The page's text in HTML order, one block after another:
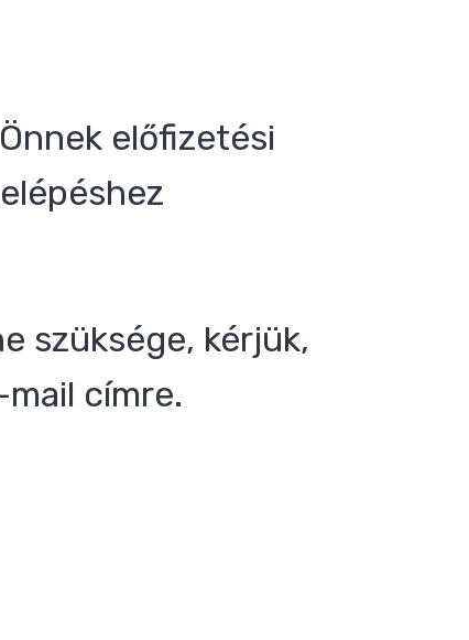
előfizetési
szüksége, kérjük,
mail címre.